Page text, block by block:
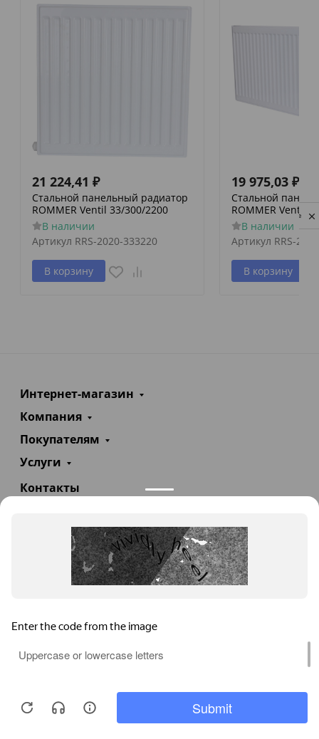
21 224,41 ₽
Стальной панельный радиатор
ROMMER Ventil 33/300/2200
В наличии
Артикул RRS-2020-333220
В корзину
19 975,03 ₽
Стальной
ROMMER Ventil
В наличии
Артикул RRS-
В корзину
Интернет-магазин
Компания
Покупателям
Услуги
Контакты
info@teploexpert.com
Пн—Сб 09:00 – 18:00
TeploExpert.com © 2008 - 2026 Оборудование для
систем отопления, водоснабжения, канализации
Privacy notice